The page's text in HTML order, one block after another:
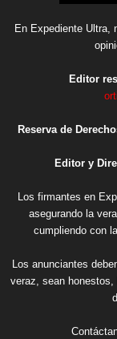
En Expediente Ultra,
Editor
Reserva de
Editor y
Los firmantes en
asegurando la
cumpliendo con
Los anunciantes
veraz, sean